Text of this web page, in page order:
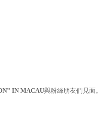
IN MACAU與粉絲朋友們見面。